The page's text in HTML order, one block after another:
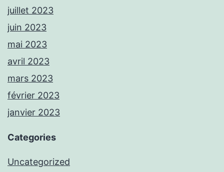
juillet 2023
juin 2023
mai 2023
avril 2023
mars 2023
février 2023
janvier 2023
Categories
Uncategorized